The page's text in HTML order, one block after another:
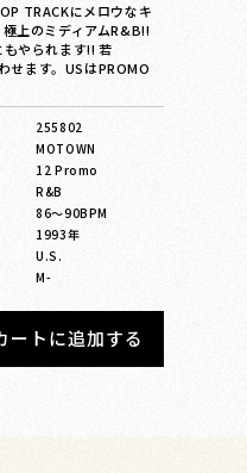
TRACKにメロウなキ
上のミディアムR&B!!
やられます!! 若
せます。USはPROMO
255802
MOTOWN
12 Promo
R&B
86〜90BPM
1993年
U.S.
M-
ートに追加する